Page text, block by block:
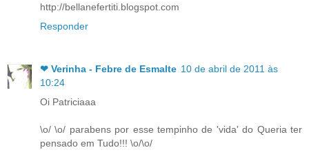
http://bellanefertiti.blogspot.com
Responder
❤ Verinha - Febre de Esmalte 10 de abril de 2011 às
10:24
Oi Patriciaaa
\o/ \o/ parabens por esse tempinho de 'vida' do Queria ter
pensado em Tudo!!! \o/\o/